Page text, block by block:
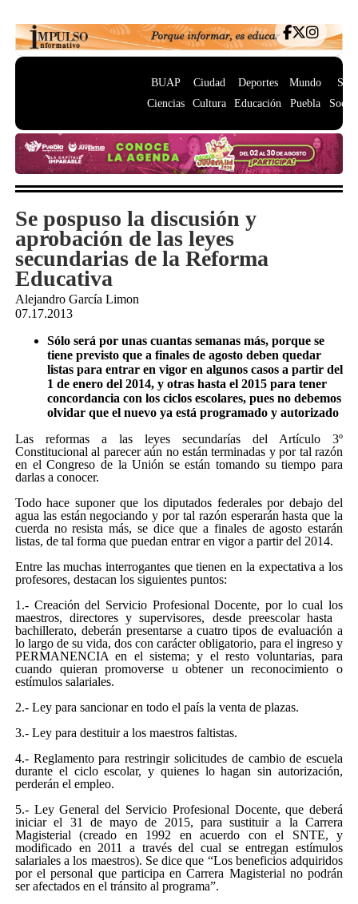
BUAP
Ciencias
Ciudad
Cultura
Deportes
Educación
Mundo
Puebla
Se pospuso la discusión y
aprobación de las leyes
secundarias de la Reforma
Educativa
Alejandro García Limon
07.17.2013
Sólo será por unas cuantas semanas más, porque se
tiene previsto que a finales de agosto deben quedar
listas para entrar en vigor en algunos casos a partir del
1 de enero del 2014, y otras hasta el 2015 para tener
concordancia con los ciclos escolares, pues no debemos
olvidar que el nuevo ya está programado y autorizado
Las reformas a las leyes secundarías del Artículo 3º
Constitucional al parecer aún no están terminadas y por tal razón
en el Congreso de la Unión se están tomando su tiempo para
darlas a conocer.
Todo hace suponer que los diputados federales por debajo del
agua las están negociando y por tal razón esperarán hasta que la
cuerda no resista más, se dice que a finales de agosto estarán
listas, de tal forma que puedan entrar en vigor a partir del 2014.
Entre las muchas interrogantes que tienen en la expectativa a los
profesores, destacan los siguientes puntos:
1.- Creación del Servicio Profesional Docente, por lo cual los
maestros, directores y supervisores, desde preescolar hasta
bachillerato, deberán presentarse a cuatro tipos de evaluación a
lo largo de su vida, dos con carácter obligatorio, para el ingreso y
PERMANENCIA en el sistema; y el resto voluntarias, para
cuando quieran promoverse u obtener un reconocimiento o
estímulos salariales.
2.- Ley para sancionar en todo el país la venta de plazas.
3.- Ley para destituir a los maestros faltistas.
4.- Reglamento para restringir solicitudes de cambio de escuela
durante el ciclo escolar, y quienes lo hagan sin autorización,
perderán el empleo.
5.- Ley General del Servicio Profesional Docente, que deberá
iniciar el 31 de mayo de 2015, para sustituir a la Carrera
Magisterial (creado en 1992 en acuerdo con el SNTE, y
modificado en 2011 a través del cual se entregan estímulos
salariales a los maestros). Se dice que “Los beneficios adquiridos
por el personal que participa en Carrera Magisterial no podrán
ser afectados en el tránsito al programa”.